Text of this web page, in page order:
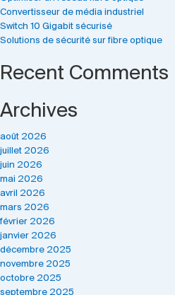
Convertisseur de média industriel
Switch 10 Gigabit sécurisé
Solutions de sécurité sur fibre optique
Recent Comments
Archives
août 2026
juillet 2026
juin 2026
mai 2026
avril 2026
mars 2026
février 2026
janvier 2026
décembre 2025
novembre 2025
octobre 2025
septembre 2025